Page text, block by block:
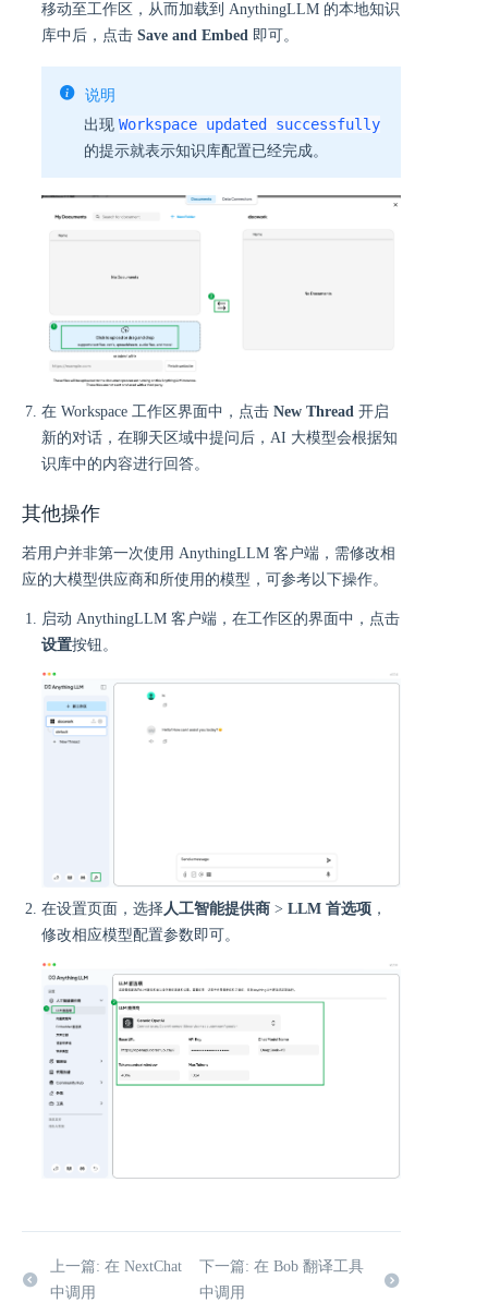
移动至工作区，从而加载到 AnythingLLM 的本地知识
库中后，点击 Save and Embed 即可。
说明
出现 Workspace updated successfully
的提示就表示知识库配置已经完成。
在 Workspace 工作区界面中，点击 New Thread 开启
新的对话，在聊天区域中提问后，AI 大模型会根据知
识库中的内容进行回答。
其他操作
若用户并非第一次使用 AnythingLLM 客户端，需修改相
应的大模型供应商和所使用的模型，可参考以下操作。
启动 AnythingLLM 客户端，在工作区的界面中，点击
设置按钮。
在设置页面，选择人工智能提供商 > LLM 首选项 ，
修改相应模型配置参数即可。
上一篇: 在 NextChat
中调用
下一篇: 在 Bob 翻译工具
中调用